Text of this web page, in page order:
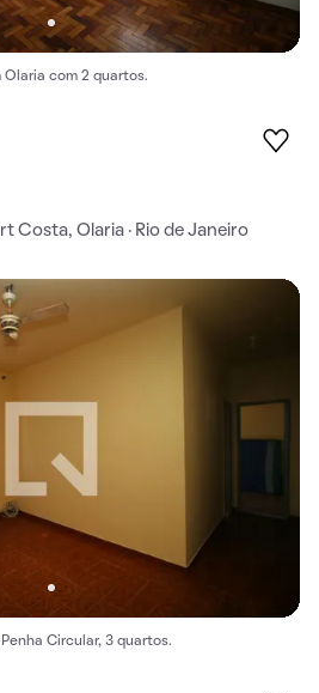
com 2 quartos.
Costa, Olaria · Rio de Janeiro
Circular, 3 quartos.